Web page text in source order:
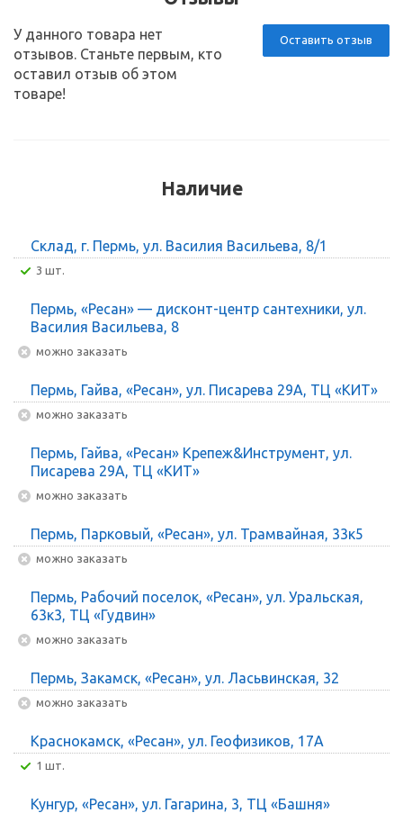
Оставить отзыв
У данного товара нет
отзывов. Станьте первым, кто
оставил отзыв об этом
товаре!
Наличие
Склад, г. Пермь, ул. Василия Васильева, 8/1
3 шт.
Пермь, «Ресан» — дисконт-центр сантехники, ул.
Василия Васильева, 8
Можно заказать
Пермь, Гайва, «Ресан», ул. Писарева 29А, ТЦ «КИТ»
Можно заказать
Пермь, Гайва, «Ресан» Крепеж&Инструмент, ул.
Писарева 29А, ТЦ «КИТ»
Можно заказать
Пермь, Парковый, «Ресан», ул. Трамвайная, 33к5
Можно заказать
Пермь, Рабочий поселок, «Ресан», ул. Уральская,
63к3, ТЦ «Гудвин»
Можно заказать
Пермь, Закамск, «Ресан», ул. Ласьвинская, 32
Можно заказать
Краснокамск, «Ресан», ул. Геофизиков, 17А
1 шт.
Кунгур, «Ресан», ул. Гагарина, 3, ТЦ «Башня»